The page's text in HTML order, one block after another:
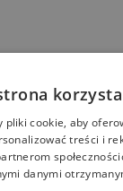
kwarcowego,
oraz
pliki cookie, aby
treści i
danymi